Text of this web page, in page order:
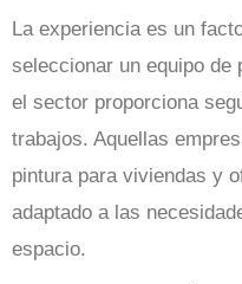
La experiencia es un
seleccionar un equipo de
el sector proporciona
trabajos. Aquellas
pintura para viviendas y
adaptado a las
espacio.